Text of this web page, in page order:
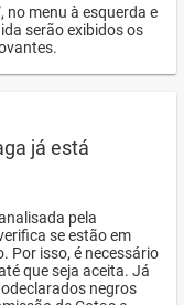
no menu à esquerda e
serão exibidos os
já está
pela
se estão em
Por isso, é necessário
que seja aceita. Já
negros